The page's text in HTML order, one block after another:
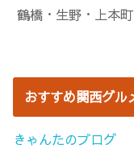
鶴橋・生野・上本町
おすすめ関西グル
きゃんたのブログ